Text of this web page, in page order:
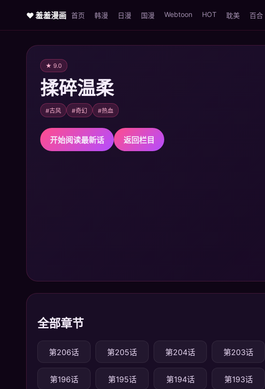
♥ 羞羞漫画 首页 韩漫 日漫 国漫 Webtoon HOT 耽美 百合
★ 9.0
揉碎温柔
#古风 #奇幻 #热血
开始阅读最新话 返回栏目
全部章节
第206话 第205话 第204话 第203话
第196话 第195话 第194话 第193话